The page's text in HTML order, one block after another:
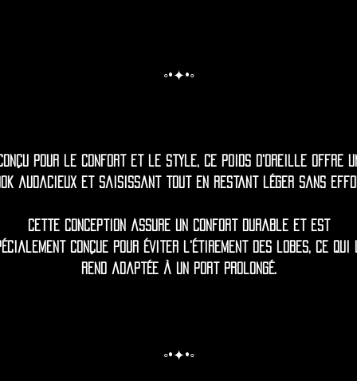
◦•✦•◦
pour le confort et le style, ce poids d'oreille offre
audacieux et saisissant tout en restant léger sans
Cette conception assure un confort durable et est
conçue pour éviter l'étirement des lobes, ce qui
rend adaptée à un port prolongé.
◦•✦•◦